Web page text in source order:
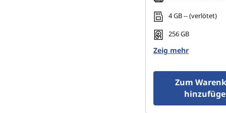
4 GB -- (verlötet)
256 GB
Zeig mehr
Zum